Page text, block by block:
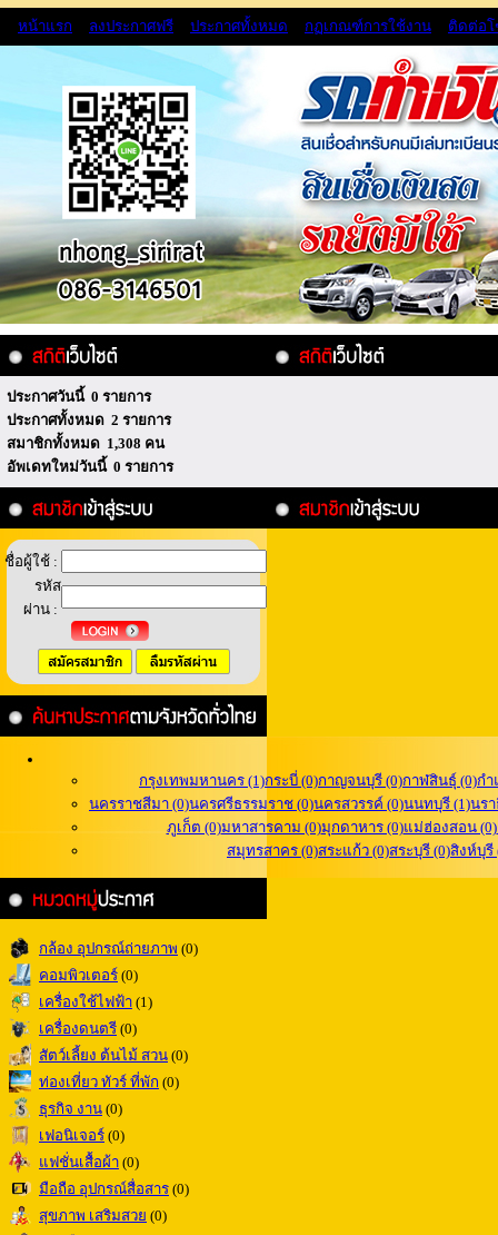
หน้าแรก ลงประกาศฟรี ประกาศทั้งหมด กฏเกณฑ์การใช้งาน ติดต่อ
ประกาศวันนี้ 0 รายการ
ประกาศทั้งหมด 2 รายการ
สมาชิกทั้งหมด 1,308 คน
อัพเดทใหม่วันนี้ 0 รายการ
ชื่อผู้ใช้ :
รหัส
ผ่าน :
กรุงเทพมหานคร (1)กระบี่ (0)กาญจนบุรี (0)กาฬสินธุ์ (0)กำ
นครราชสีมา (0)นครศรีธรรมราช (0)นครสวรรค์ (0)นนทบุรี (1)นรา
ภูเก็ต (0)มหาสารคาม (0)มุกดาหาร (0)แม่ฮ่องสอน (0)
สมุทรสาคร (0)สระแก้ว (0)สระบุรี (0)สิงห์บุรี
กล้อง อุปกรณ์ถ่ายภาพ (0)
คอมพิวเตอร์ (0)
เครื่องใช้ไฟฟ้า (1)
เครื่องดนตรี (0)
สัตว์เลี้ยง ต้นไม้ สวน (0)
ท่องเที่ยว ทัวร์ ที่พัก (0)
ธุรกิจ งาน (0)
เฟอนิเจอร์ (0)
แฟชั่นเสื้อผ้า (0)
มือถือ อุปกรณ์สื่อสาร (0)
สุขภาพ เสริมสวย (0)